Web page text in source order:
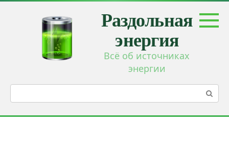
Перейти
Раздольная
энергия
Всё об источниках
энергии